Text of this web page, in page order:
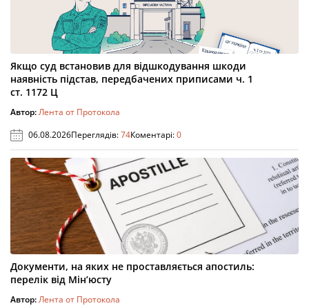
Якщо суд встановив для відшкодування шкоди
наявність підстав, передбачених приписами ч. 1
ст. 1172 Ц
Автор:Лента от Протокола
06.08.2026Переглядів:74Коментарі:0
Документи, на яких не проставляється апостиль:
перелік від Мін’юсту
Автор:Лента от Протокола